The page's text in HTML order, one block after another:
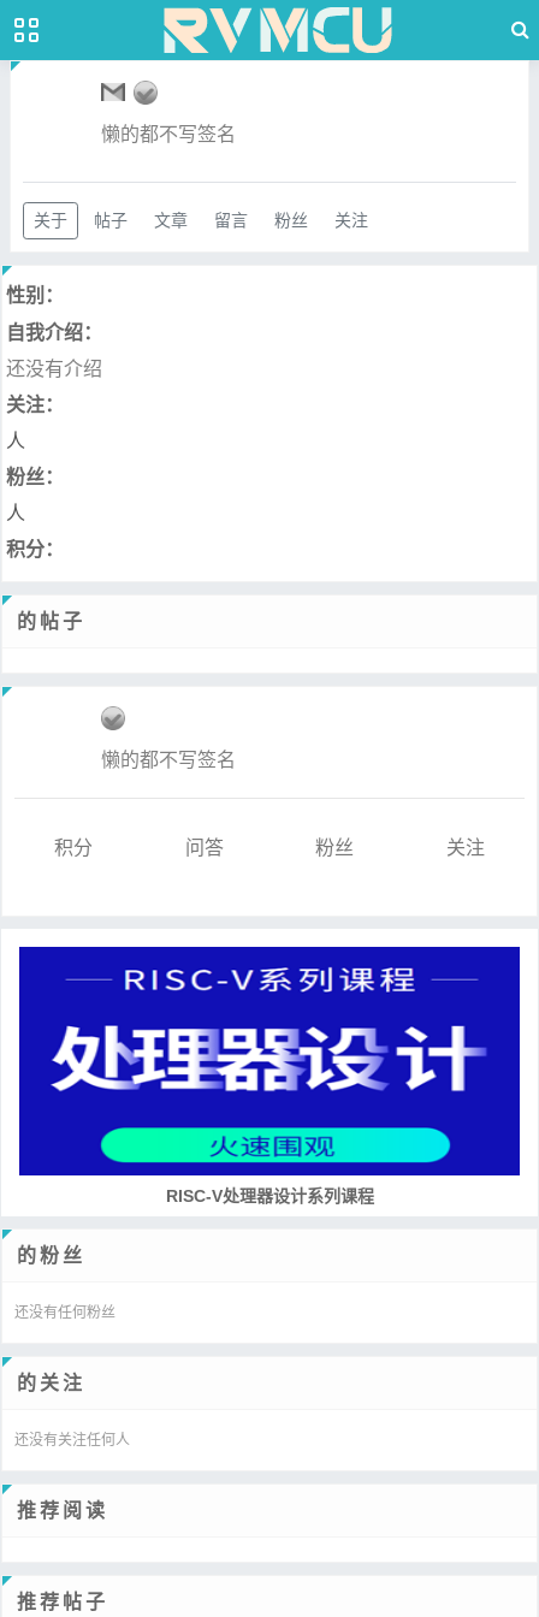
懒的都不写签名
关于 帖子 文章 留言 粉丝 关注
性别：
自我介绍：
还没有介绍
关注：
人
粉丝：
人
积分：
的帖子
懒的都不写签名
积分 问答 粉丝 关注
RISC-V处理器设计系列课程
的粉丝
还没有任何粉丝
的关注
还没有关注任何人
推荐阅读
推荐帖子